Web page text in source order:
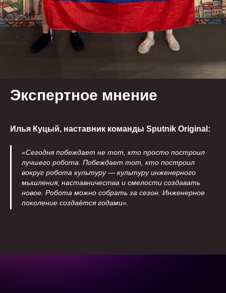
Экспертное мнение
Илья Куцый, наставник команды Sputnik Original:
«Сегодня побеждает не тот, кто просто построил
лучшего робота. Побеждает тот, кто построил
вокруг робота культуру — культуру инженерного
мышления, наставничества и смелости создавать
новое. Робота можно собрать за сезон. Инженерное
поколение создаётся годами».